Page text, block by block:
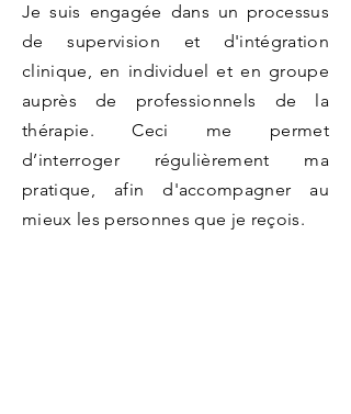
Je suis engagée dans un processus
de supervision et d'intégration
clinique, en individuel et en groupe
auprès de professionnels de la
thérapie. Ceci me permet
d’interroger régulièrement ma
pratique, afin d'accompagner au
mieux les personnes que je reçois.